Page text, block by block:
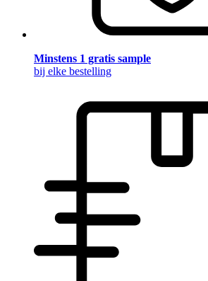
Minstens 1 gratis sample
bij elke bestelling